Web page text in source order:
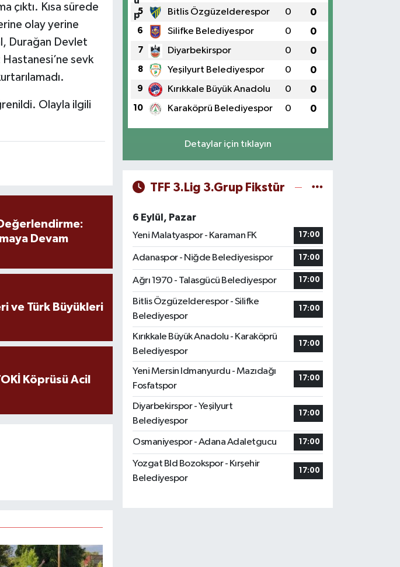
çıktı. Kısa sürede
olay yerine
Durağan Devlet
sevk
Olayla ilgili
Devam
ve Türk Büyükleri
Köprüsü Acil
5 Bitlis Özgüzelderespor 0 0
6 Silifke Belediyespor 0 0
7 Diyarbekirspor 0 0
8 Yeşilyurt Belediyespor 0 0
9 Kırıkkale Büyük Anadolu 0 0
10 Karaköprü Belediyespor 0 0
Detaylar için tıklayın
TFF 3.Lig 3.Grup Fikstür
6 Eylül, Pazar
Yeni Malatyaspor - Karaman FK
17:00
Adanaspor - Niğde Belediyesispor 17:00
Ağrı 1970 - Talasgücü Belediyespor 17:00
Bitlis Özgüzelderespor - Silifke
Belediyespor
17:00
Kırıkkale Büyük Anadolu - Karaköprü
Belediyespor
17:00
Yeni Mersin Idmanyurdu - Mazıdağı
Fosfatspor
17:00
Diyarbekirspor - Yeşilyurt
Belediyespor
17:00
Osmaniyespor - Adana Adaletgucu 17:00
Yozgat Bld Bozokspor - Kırşehir
Belediyespor
17:00